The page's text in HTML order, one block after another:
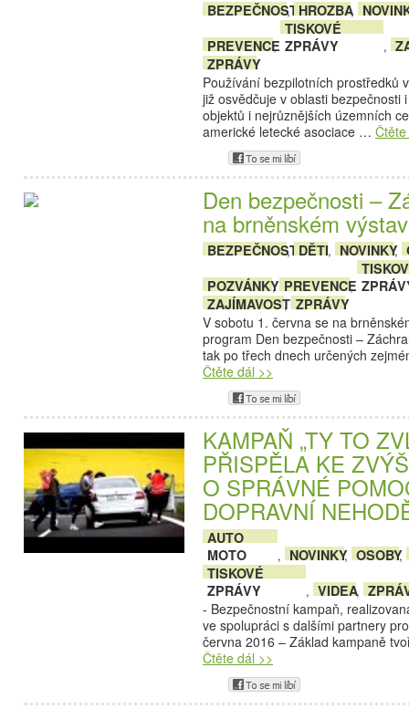
BEZPEČNOST
, HROZBA,
PREVENCE
,
TISKOVÉ
ZPRÁVY
,
ZPRÁVY
Používání bezpilotních prostředků
již osvědčuje v oblasti bezpečnosti
objektů i nejrůznějších územních
americké letecké asociace …
Den bezpečnosti –
na brněnském
BEZPEČNOST
, DĚTI, NOVINKY,
POZVÁNKY
, PREVENCE
,
ZAJÍMAVOSTI
, ZPRÁVY
V sobotu 1. června se na
program Den bezpečnosti –
tak po třech dnech určených
Čtěte dál >>
KAMPAŇ „TY TO
PŘISPĚLA KE
O SPRÁVNÉ
DOPRAVNÍ
AUTO
MOTO
, NOVINKY, OSOBY,
TISKOVÉ
ZPRÁVY
, VIDEA,
- Bezpečnostní kampaň,
ve spolupráci s dalšími partnery
června 2016 – Základ kampaně
Čtěte dál >>